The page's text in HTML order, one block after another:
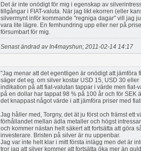
Det är inte onödigt för mig i egenskap av
tillgångar i FIAT-valuta. När jag likt ekorren (eller
silvermynt inför kommande "regniga dagar" vill jag
vara lite lägre. En femhundring upp eller ner på
försumbart för mig.
Senast ändrad av In4mayshun; 2011-02-14 14:17
"Jag menar att det egentligen är onödigt att jämföra
säger det eg. om silver kostar USD 15, USD 30
indikation på att fiat-valutan tappar i värde men fiat-
på en dollar har tappat 98 % på 100 år och för SEK
det knappast något värde i att jämföra priser med
Jag håller med, Torgny, det ät ju först och främst ett
förhållandet mellan ädla metaller och högst
och kommer nästan helt säkert att fortsätta att göra
investerare. Bristen på silver är nu uppenbar.
Jag var inte helt klar i mitt första inlägg men det är
tror jag att silver kommer att fortsätta öka mer än